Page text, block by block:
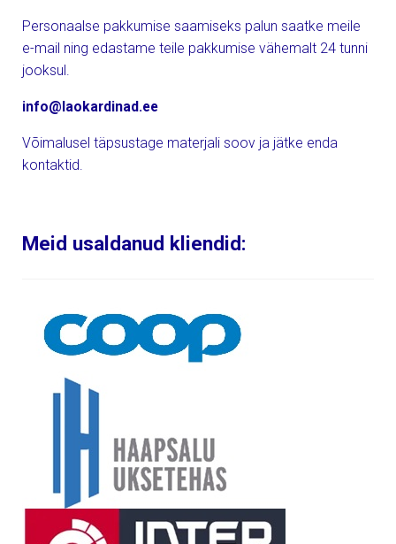
Personaalse pakkumise saamiseks palun saatke meile
e-mail ning edastame teile pakkumise vähemalt 24 tunni
jooksul.
info@laokardinad.ee
Võimalusel täpsustage materjali soov ja jätke enda
kontaktid.
Meid usaldanud kliendid: